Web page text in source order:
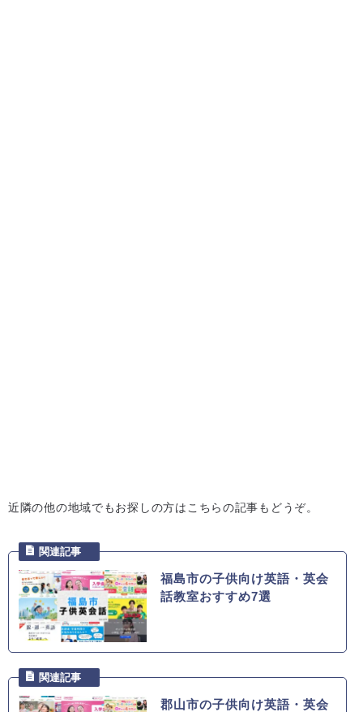
近隣の他の地域でもお探しの方はこちらの記事もどうぞ。
福島市の子供向け英語・英会
話教室おすすめ7選
郡山市の子供向け英語・英会